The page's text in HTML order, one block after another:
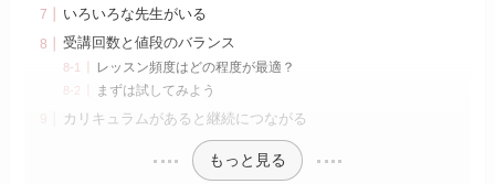
いろいろな先生がいる
受講回数と値段のバランス
レッスン頻度はどの程度が最適？
まずは試してみよう
カリキュラムがあると継続につながる
もっと見る